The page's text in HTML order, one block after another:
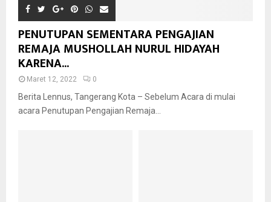
PENUTUPAN SEMENTARA PENGAJIAN
REMAJA MUSHOLLAH NURUL HIDAYAH
KARENA...
Maret 12, 2022 0
Berita Lennus, Tangerang Kota – Sebelum Acara di mulai
acara Penutupan Pengajian Remaja...